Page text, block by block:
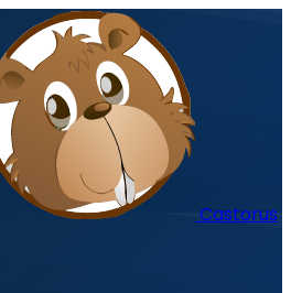
Castorus